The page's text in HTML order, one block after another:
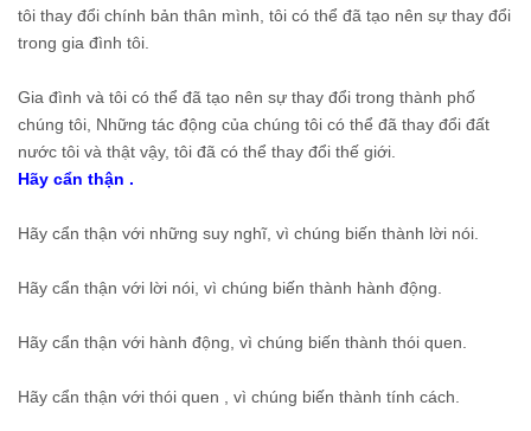
tôi thay đổi chính bản thân mình, tôi có thể đã tạo nên sự thay đổi
trong gia đình tôi.
Gia đình và tôi có thể đã tạo nên sự thay đổi trong thành phố
chúng tôi, Những tác động của chúng tôi có thể đã thay đổi đất
nước tôi và thật vậy, tôi đã có thể thay đổi thế giới.
Hãy cẩn thận .
Hãy cẩn thận với những suy nghĩ, vì chúng biến thành lời nói.
Hãy cẩn thận với lời nói, vì chúng biến thành hành động.
Hãy cẩn thận với hành động, vì chúng biến thành thói quen.
Hãy cẩn thận với thói quen , vì chúng biến thành tính cách.